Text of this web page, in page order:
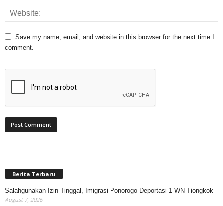
Save my name, email, and website in this browser for the next time I
comment.
Berita Terbaru
Salahgunakan Izin Tinggal, Imigrasi Ponorogo Deportasi 1 WN Tiongkok
August 7, 2026